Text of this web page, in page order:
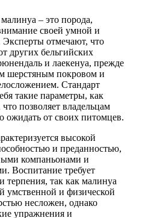
– это порода,
своей умной и
Эксперты отмечают, что
других бельгийских
и лаекенуа, прежде
шерстяным покровом и
Стандарт
такие параметры, как
позволяет владельцам
ожидать от своих питомцев.
высокой
и преданностью,
компаньонами и
Воспитание требует
терпения, так как малинуа
умственной и физической
несложен, однако
упражнения и